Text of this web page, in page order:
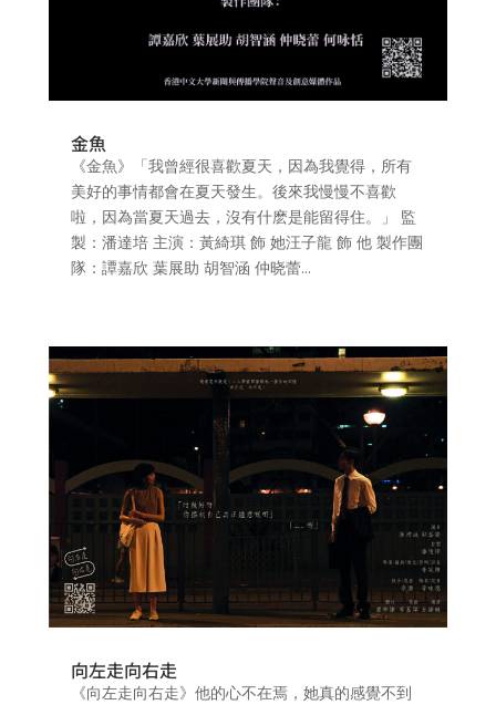
金魚
《金魚》「我曾經很喜歡夏天，因為我覺得，所有
美好的事情都會在夏天發生。後來我慢慢不喜歡
啦，因為當夏天過去，沒有什麽是能留得住。」 監
製：潘達培 主演：黃綺琪 飾 她汪子龍 飾 他 製作團
隊：譚嘉欣 葉展助 胡智涵 仲晓蕾...
向左走向右走
《向左走向右走》他的心不在焉，她真的感覺不到